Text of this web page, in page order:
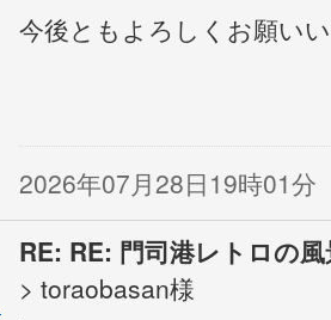
今後ともよろしくお願い
2026年07月28日19時01分
RE: RE: 門司港レトロの
> toraobasan様